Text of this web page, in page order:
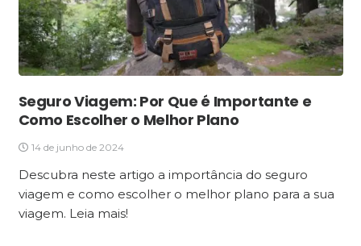
Seguro Viagem: Por Que é Importante e
Como Escolher o Melhor Plano
14 de junho de 2024
Descubra neste artigo a importância do seguro
viagem e como escolher o melhor plano para a sua
viagem. Leia mais!